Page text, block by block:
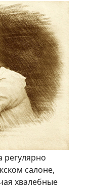
регулярно
салоне,
хвалебные